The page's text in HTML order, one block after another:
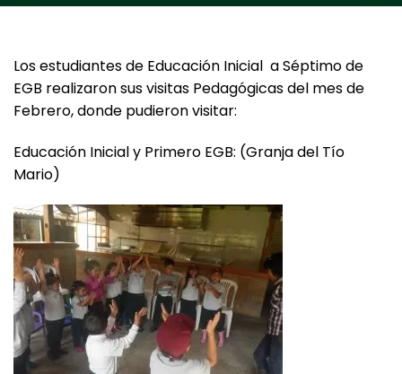
Los estudiantes de Educación Inicial a Séptimo de
EGB realizaron sus visitas Pedagógicas del mes de
Febrero, donde pudieron visitar:
Educación Inicial y Primero EGB: (Granja del Tío
Mario)